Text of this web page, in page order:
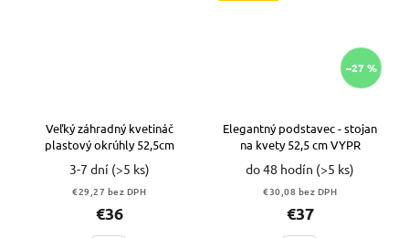
Veľký záhradný kvetináč
plastový okrúhly 52,5cm
3-7 dní (>5 ks)
€29,27 bez DPH
€36
–27 %
Elegantný podstavec - stojan
na kvety 52,5 cm VYPR
do 48 hodín (>5 ks)
€30,08 bez DPH
€37